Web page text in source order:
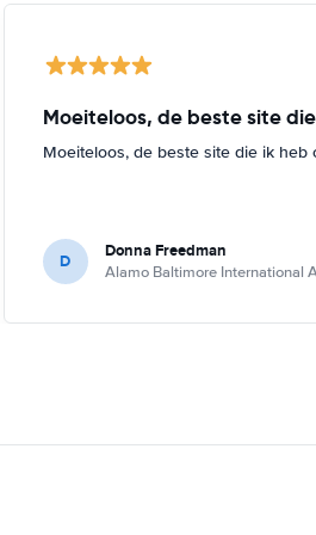
Moeiteloos, de beste site die
Moeiteloos, de beste site die ik heb
D Donna Freedman
Alamo Baltimore International